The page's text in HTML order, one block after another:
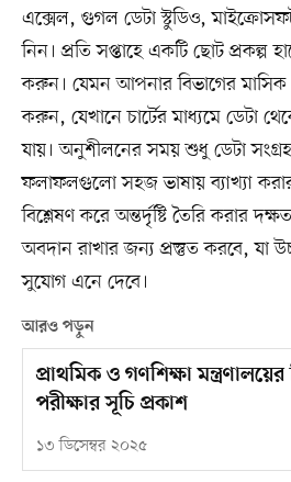
এক্সেল, গুগল ডেটা স্টুডিও,
নিন। প্রতি সপ্তাহে একটি ছোট প্রকল্প
করুন। যেমন আপনার বিভাগের মাসিক
করুন, যেখানে চার্টের মাধ্যমে ডেটা
যায়। অনুশীলনের সময় শুধু ডেটা
ফলাফলগুলো সহজ ভাষায় ব্যাখ্যা
বিশ্লেষণ করে অন্তর্দৃষ্টি তৈরি করার
অবদান রাখার জন্য প্রস্তুত করবে, যা
সুযোগ এনে দেবে।
আরও পড়ুন
প্রাথমিক ও গণশিক্ষা
পরীক্ষার সূচি প্রকাশ
১৩ ডিসেম্বর ২০২৫